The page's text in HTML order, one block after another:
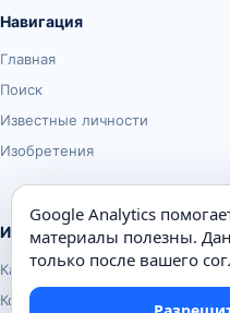
Навигация
Главная
Поиск
Известные личности
Изобретения
Информация
Карта сайта
Контакты
Google Analytics
материалы полезны.
только после вашего